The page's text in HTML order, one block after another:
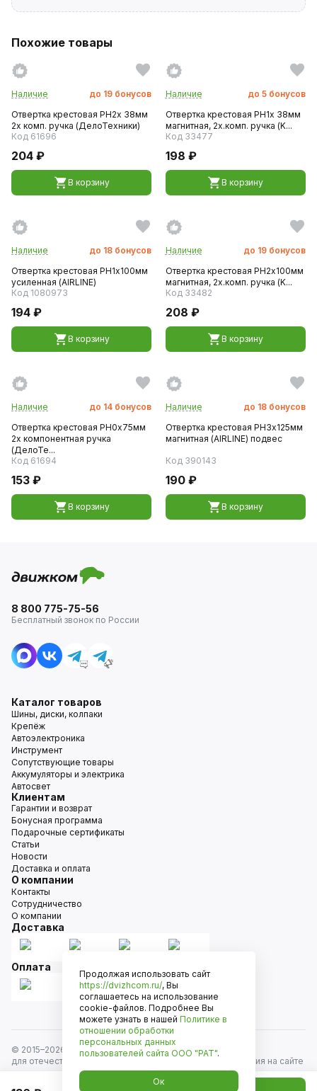
Похожие товары
Наличие до 19 бонусов
Отвертка крестовая PH2х 38мм
2х комп. ручка (ДелоТехники)
Код 61696
204 ₽
В корзину
Наличие до 5 бонусов
Отвертка крестовая PH1х 38мм
магнитная, 2х.комп. ручка (K...
Код 33477
198 ₽
В корзину
Наличие до 18 бонусов
Отвертка крестовая PH1х100мм
усиленная (AIRLINE)
Код 1080973
194 ₽
В корзину
Наличие до 19 бонусов
Отвертка крестовая PH2х100мм
магнитная, 2х.комп. ручка (K...
Код 33482
208 ₽
В корзину
Наличие до 14 бонусов
Отвертка крестовая PH0х75мм
2х компонентная ручка
(ДелоТе...
Код 61694
153 ₽
В корзину
Наличие до 18 бонусов
Отвертка крестовая PH3х125мм
магнитная (AIRLINE) подвес
Код 390143
190 ₽
В корзину
8 800 775-75-56
Бесплатный звонок по России
Каталог товаров
Шины, диски, колпаки
Крепёж
Автоэлектроника
Инструмент
Сопутствующие товары
Аккумуляторы и электрика
Автосвет
Клиентам
Гарантии и возврат
Бонусная программа
Подарочные сертификаты
Статьи
Новости
Доставка и оплата
О компании
Контакты
Сотрудничество
О компании
Доставка
Оплата
© 2015–2026
Движком — сеть магазинов автозапчастей
для отечественных автомобилей и иномарок. Информация на сайте
носит исключительно информационный характер и не является
публичной офертой, определяемой положениями
Продолжая использовать сайт
https://dvizhcom.ru/, Вы
соглашаетесь на использование
cookie-файлов. Подробнее Вы
можете узнать в нашей Политике в
отношении обработки
персональных данных
пользователей сайта ООО "РАТ".
Ок